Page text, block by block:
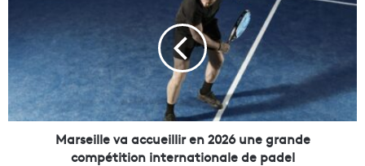
e
e
Marseille va accueillir en 2026 une grande
compétition internationale de padel